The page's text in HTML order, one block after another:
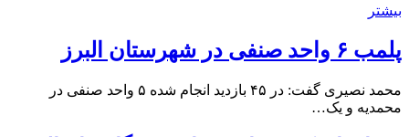
بیشتر
پلمب ۶ واحد صنفی در شهرستان البرز
محمد نصیری گفت: در ۴۵ بازدید انجام شده ۵ واحد صنفی در
محمدیه و یک…